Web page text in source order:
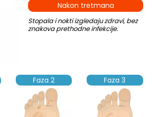
Nakon tretmana
Stopala i nokti izgledaju zdravi, bez
znakova prethodne infekcije.
Faza 2 Faza 3